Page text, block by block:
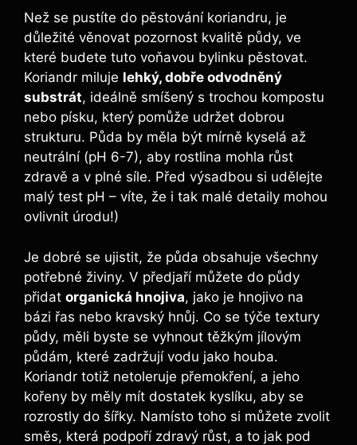
Než se pustíte do pěstování koriandru, je
důležité věnovat pozornost kvalitě půdy, ve
které budete tuto voňavou bylinku pěstovat.
Koriandr miluje lehký, dobře odvodněný
substrát, ideálně smíšený s trochou kompostu
nebo písku, který pomůže udržet dobrou
strukturu. Půda by měla být mírně kyselá až
neutrální (pH 6-7), aby rostlina mohla růst
zdravě a v plné síle. Před výsadbou si udělejte
malý test pH – víte, že i tak malé detaily mohou
ovlivnit úrodu!)
Je dobré se ujistit, že půda obsahuje všechny
potřebné živiny. V předjaří můžete do půdy
přidat organická hnojiva, jako je hnojivo na
bázi řas nebo kravský hnůj. Co se týče textury
půdy, měli byste se vyhnout těžkým jílovým
půdám, které zadržují vodu jako houba.
Koriandr totiž netoleruje přemokření, a jeho
kořeny by měly mít dostatek kyslíku, aby se
rozrostly do šířky. Namísto toho si můžete zvolit
směs, která podpoří zdravý růst, a to jak pod